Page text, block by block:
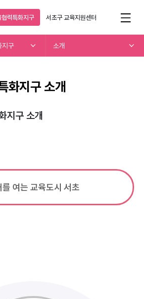
력특화지구 서초구교육지원센터
지구 소개
화지구 소개
지구 소개​
를 여는 교육도시 서초